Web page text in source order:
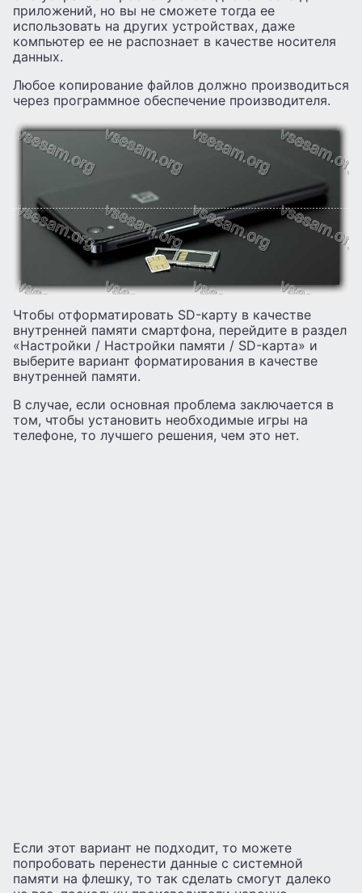
приложений, но вы не сможете тогда ее
использовать на других устройствах, даже
компьютер ее не распознает в качестве носителя
данных.
Любое копирование файлов должно производиться
через программное обеспечение производителя.
Чтобы отформатировать SD-карту в качестве
внутренней памяти смартфона, перейдите в раздел
«Настройки / Настройки памяти / SD-карта» и
выберите вариант форматирования в качестве
внутренней памяти.
В случае, если основная проблема заключается в
том, чтобы установить необходимые игры на
телефоне, то лучшего решения, чем это нет.
Если этот вариант не подходит, то можете
попробовать перенести данные с системной
памяти на флешку, то так сделать смогут далеко